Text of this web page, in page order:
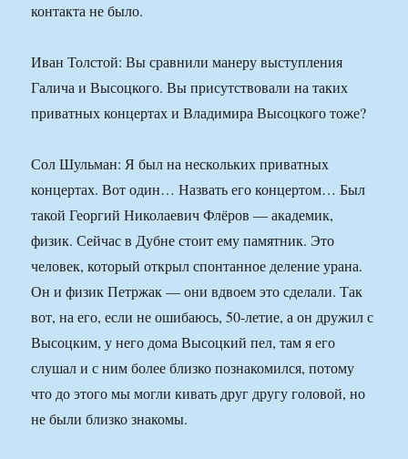
контакта не было.
Иван Толстой: Вы сравнили манеру выступления
Галича и Высоцкого. Вы присутствовали на таких
приватных концертах и Владимира Высоцкого тоже?
Сол Шульман: Я был на нескольких приватных
концертах. Вот один… Назвать его концертом… Был
такой Георгий Николаевич Флёров — академик,
физик. Сейчас в Дубне стоит ему памятник. Это
человек, который открыл спонтанное деление урана.
Он и физик Петржак — они вдвоем это сделали. Так
вот, на его, если не ошибаюсь, 50-летие, а он дружил с
Высоцким, у него дома Высоцкий пел, там я его
слушал и с ним более близко познакомился, потому
что до этого мы могли кивать друг другу головой, но
не были близко знакомы.